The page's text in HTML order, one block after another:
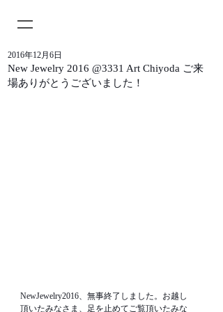
New Jewelry 2016 @3331 Art Chiyoda ご来
場ありがとうございました！
2016年12月6日
NewJewelry2016、無事終了しました。お越し
頂いたみなさま、足を止めてご覧頂いたみな